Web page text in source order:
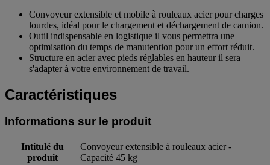
Convoyeur extensible et mobile à rouleaux acier pour charges
lourdes, idéal pour le chargement et déchargement de camion.
Outil indispensable en logistique il vous permettra une
optimisation du temps de manutention pour un effort réduit.
Structure en acier avec pieds réglables en hauteur il sera
s'adapter à votre environnement de travail.
Caractéristiques
Informations sur le produit
Intitulé du
produit
Convoyeur extensible à rouleaux acier -
Capacité 45 kg